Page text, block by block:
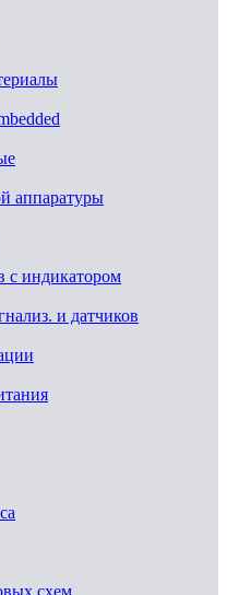
аппаратуры
с индикатором
и датчиков
схем